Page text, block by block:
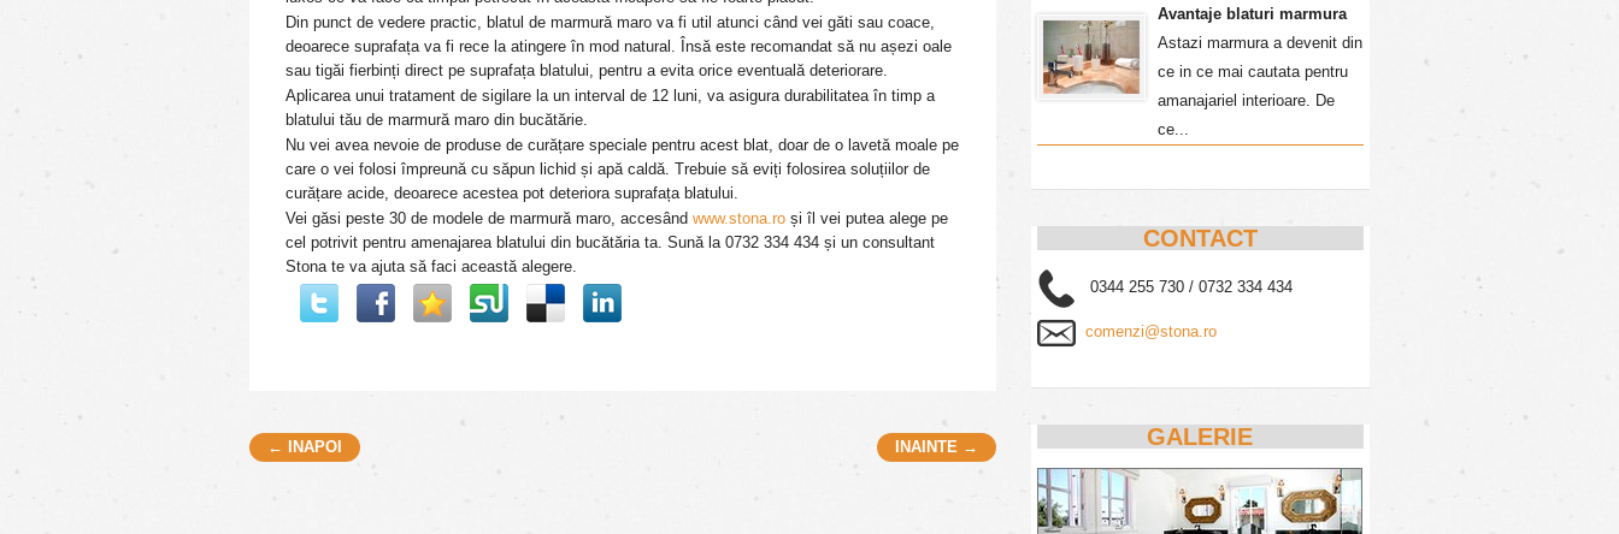
Din punct de vedere practic, blatul de marmură maro va fi util atunci când vei găti sau coace,
deoarece suprafața va fi rece la atingere în mod natural. Însă este recomandat să nu așezi oale
sau tigăi fierbinți direct pe suprafața blatului, pentru a evita orice eventuală deteriorare.
Aplicarea unui tratament de sigilare la un interval de 12 luni, va asigura durabilitatea în timp a
blatului tău de marmură maro din bucătărie.
Nu vei avea nevoie de produse de curățare speciale pentru acest blat, doar de o lavetă moale pe
care o vei folosi împreună cu săpun lichid și apă caldă. Trebuie să eviți folosirea soluțiilor de
curățare acide, deoarece acestea pot deteriora suprafața blatului.
Vei găsi peste 30 de modele de marmură maro, accesând www.stona.ro și îl vei putea alege pe
cel potrivit pentru amenajarea blatului din bucătăria ta. Sună la 0732 334 434 și un consultant
Stona te va ajuta să faci această alegere.
Post navigation
← INAPOI INAINTE →
Avantaje blaturi marmura
Astazi marmura a devenit din
ce in ce mai cautata pentru
amanajariel interioare. De
ce...
CONTACT
0344 255 730 / 0732 334 434
comenzi@stona.ro
GALERIE